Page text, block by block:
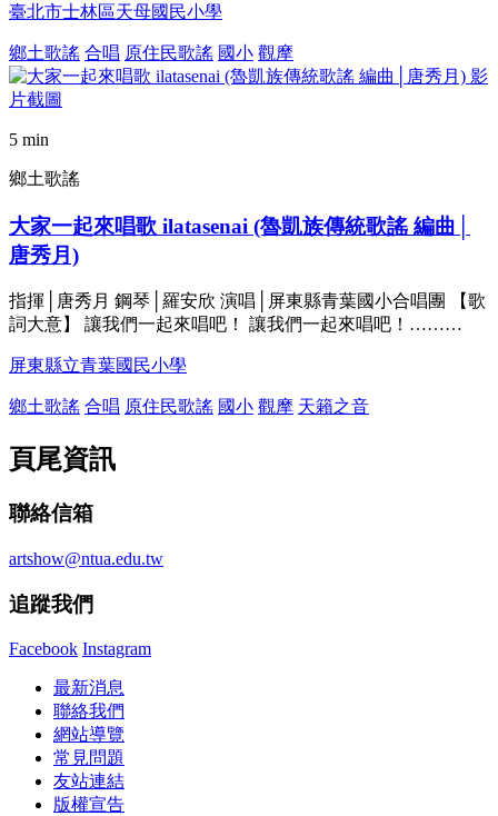
臺北市士林區天母國民小學
鄉土歌謠 合唱 原住民歌謠 國小 觀摩
5 min
鄉土歌謠
大家一起來唱歌 ilatasenai (魯凱族傳統歌謠 編曲│
唐秀月)
指揮│唐秀月 鋼琴│羅安欣 演唱│屏東縣青葉國小合唱團 【歌
詞大意】 讓我們一起來唱吧！ 讓我們一起來唱吧！………
屏東縣立青葉國民小學
鄉土歌謠 合唱 原住民歌謠 國小 觀摩 天籟之音
頁尾資訊
聯絡信箱
artshow@ntua.edu.tw
追蹤我們
Facebook Instagram
最新消息
聯絡我們
網站導覽
常見問題
友站連結
版權宣告